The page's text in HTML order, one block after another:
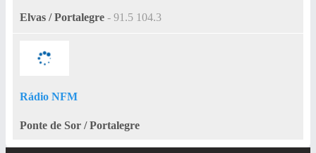
Elvas / Portalegre - 91.5 104.3
Rádio NFM
Ponte de Sor / Portalegre